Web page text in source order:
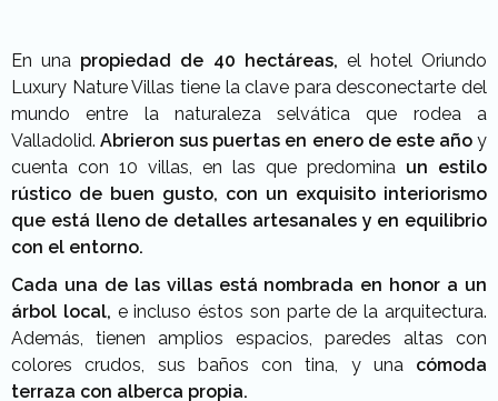
En una propiedad de 40 hectáreas, el hotel Oriundo
Luxury Nature Villas tiene la clave para desconectarte del
mundo entre la naturaleza selvática que rodea a
Valladolid.Abrieron sus puertas en enero de este añoy
cuenta con 10 villas, en las que predomina un estilo
rústico de buen gusto, con un exquisito interiorismo
que está lleno de detalles artesanales y en equilibrio
con el entorno.
Cada una de las villas está nombrada en honor a un
árbol local, e incluso éstos son parte de la arquitectura.
Además, tienen amplios espacios, paredes altas con
colores crudos, sus baños con tina, y una cómoda
terraza con alberca propia.